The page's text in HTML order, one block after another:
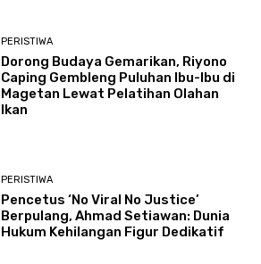
PERISTIWA
Dorong Budaya Gemarikan, Riyono
Caping Gembleng Puluhan Ibu-Ibu di
Magetan Lewat Pelatihan Olahan
Ikan
PERISTIWA
Pencetus ‘No Viral No Justice’
Berpulang, Ahmad Setiawan: Dunia
Hukum Kehilangan Figur Dedikatif